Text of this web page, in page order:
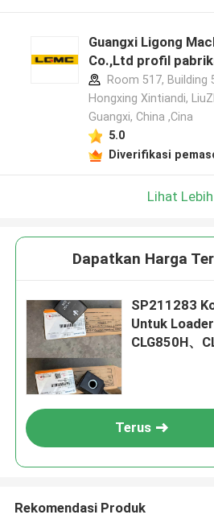
Guangxi Ligong
Co.,Ltd profil
Room 517, Building
Hongxing Xintiandi,
Guangxi, China ,Cina
5.0
Diverifikasi
Lihat Lebih
Dapatkan Harga
SP211283
Untuk
CLG850H、
Terus
Rekomendasi Produk